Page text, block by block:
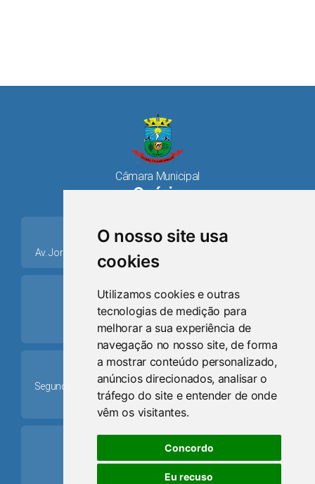
O nosso site usa
cookies
Utilizamos cookies e outras
tecnologias de medição para
melhorar a sua experiência de
navegação no nosso site, de forma
a mostrar conteúdo personalizado,
anúncios direcionados, analisar o
tráfego do site e entender de onde
vêm os visitantes.
Concordo
Eu recuso
Câmara Municipal
Osório
place
Av. Jorge Dariva, 1211, Centro CEP: 95520.000 - Osório/RS
ring_volume
Telefone
(51) 9 8024-0884
Schedule
Segunda-feira a Sexta-feira: 08h às 12h e das 13h30min às
17h30min
mail
Email
camaraosorio@gmail.com